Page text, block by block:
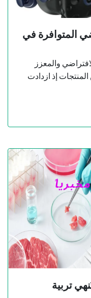
المتوافرة في
والمعزز
المنتجات إذ ازدادت
تربية